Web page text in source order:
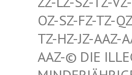
SZ-FZ-TZ-QZ-
HZ-JZ-AAZ-AAZ-
-© DIE